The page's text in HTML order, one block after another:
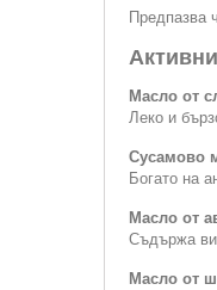
Предпазва
Масло от
Леко и
Сусамово
Богато на
Масло от
Съдържа
Масло от